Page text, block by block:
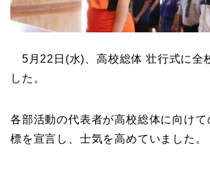
5月22日(水)、高校総体 壮行式に全
した。
各部活動の代表者が高校総体に向けて
標を宣言し、士気を高めていました。